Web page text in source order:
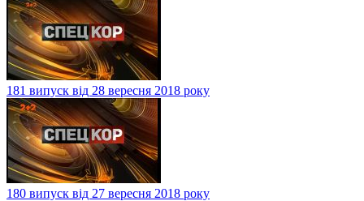
181 випуск від 28 вересня 2018 року
180 випуск від 27 вересня 2018 року